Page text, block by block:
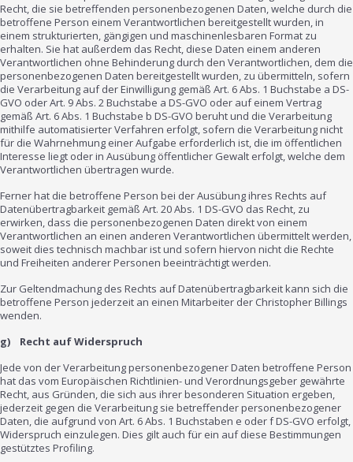
Recht, die sie betreffenden personenbezogenen Daten, welche durch die
betroffene Person einem Verantwortlichen bereitgestellt wurden, in
einem strukturierten, gängigen und maschinenlesbaren Format zu
erhalten. Sie hat außerdem das Recht, diese Daten einem anderen
Verantwortlichen ohne Behinderung durch den Verantwortlichen, dem die
personenbezogenen Daten bereitgestellt wurden, zu übermitteln, sofern
die Verarbeitung auf der Einwilligung gemäß Art. 6 Abs. 1 Buchstabe a DS-
GVO oder Art. 9 Abs. 2 Buchstabe a DS-GVO oder auf einem Vertrag
gemäß Art. 6 Abs. 1 Buchstabe b DS-GVO beruht und die Verarbeitung
mithilfe automatisierter Verfahren erfolgt, sofern die Verarbeitung nicht
für die Wahrnehmung einer Aufgabe erforderlich ist, die im öffentlichen
Interesse liegt oder in Ausübung öffentlicher Gewalt erfolgt, welche dem
Verantwortlichen übertragen wurde.
Ferner hat die betroffene Person bei der Ausübung ihres Rechts auf
Datenübertragbarkeit gemäß Art. 20 Abs. 1 DS-GVO das Recht, zu
erwirken, dass die personenbezogenen Daten direkt von einem
Verantwortlichen an einen anderen Verantwortlichen übermittelt werden,
soweit dies technisch machbar ist und sofern hiervon nicht die Rechte
und Freiheiten anderer Personen beeinträchtigt werden.
Zur Geltendmachung des Rechts auf Datenübertragbarkeit kann sich die
betroffene Person jederzeit an einen Mitarbeiter der Christopher Billings
wenden.
g) Recht auf Widerspruch
Jede von der Verarbeitung personenbezogener Daten betroffene Person
hat das vom Europäischen Richtlinien- und Verordnungsgeber gewährte
Recht, aus Gründen, die sich aus ihrer besonderen Situation ergeben,
jederzeit gegen die Verarbeitung sie betreffender personenbezogener
Daten, die aufgrund von Art. 6 Abs. 1 Buchstaben e oder f DS-GVO erfolgt,
Widerspruch einzulegen. Dies gilt auch für ein auf diese Bestimmungen
gestütztes Profiling.